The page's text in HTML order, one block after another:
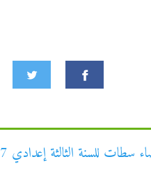
للسنة الثالثة إعدادي 2017